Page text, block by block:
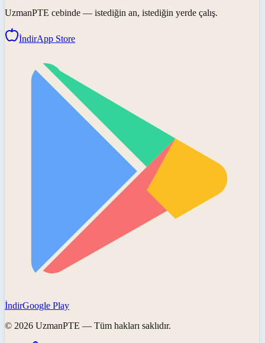
UzmanPTE cebinde — istediğin an, istediğin yerde çalış.
İndirApp Store
İndirGoogle Play
© 2026 UzmanPTE — Tüm hakları saklıdır.